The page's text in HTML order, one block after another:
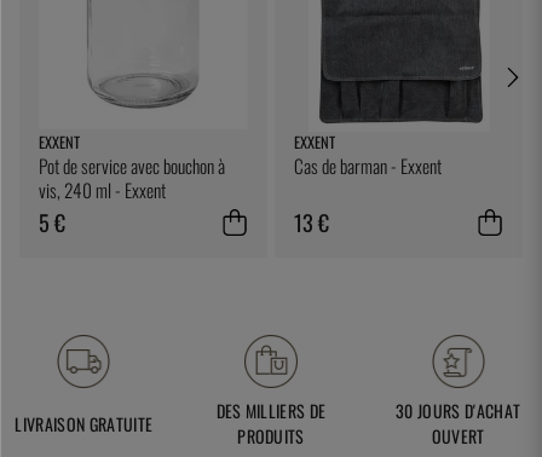
EXXENT
Pot de service avec bouchon à
vis, 240 ml - Exxent
5 €
EXXENT
Cas de barman - Exxent
13 €
LIVRAISON GRATUITE
DES MILLIERS DE
PRODUITS
30 JOURS D'ACHAT
OUVERT